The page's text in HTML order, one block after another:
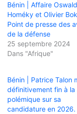
Bénin | Affaire Oswald
Homéky et Olivier
Point de presse des
de la défense
25 septembre 2024
Dans "Afrique"
Bénin | Patrice Talon
définitivement fin à la
polémique sur sa
candidature en 2026.